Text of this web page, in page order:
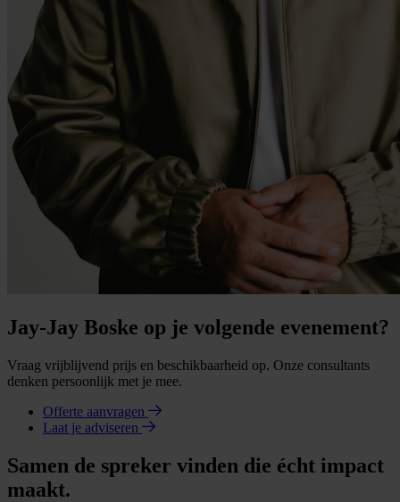
Jay-Jay Boske op je volgende evenement?
Vraag vrijblijvend prijs en beschikbaarheid op. Onze consultants
denken persoonlijk met je mee.
Offerte aanvragen
Laat je adviseren
Samen de spreker vinden die écht impact
maakt.